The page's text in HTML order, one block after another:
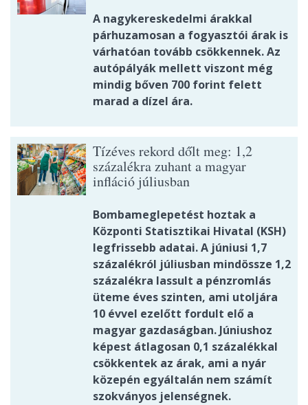
A nagykereskedelmi árakkal
párhuzamosan a fogyasztói árak is
várhatóan tovább csökkennek. Az
autópályák mellett viszont még
mindig bőven 700 forint felett
marad a dízel ára.
Tízéves rekord dőlt meg: 1,2
százalékra zuhant a magyar
infláció júliusban
Bombameglepetést hoztak a
Központi Statisztikai Hivatal (KSH)
legfrissebb adatai. A júniusi 1,7
százalékról júliusban mindössze 1,2
százalékra lassult a pénzromlás
üteme éves szinten, ami utoljára
10 évvel ezelőtt fordult elő a
magyar gazdaságban. Júniushoz
képest átlagosan 0,1 százalékkal
csökkentek az árak, ami a nyár
közepén egyáltalán nem számít
szokványos jelenségnek.